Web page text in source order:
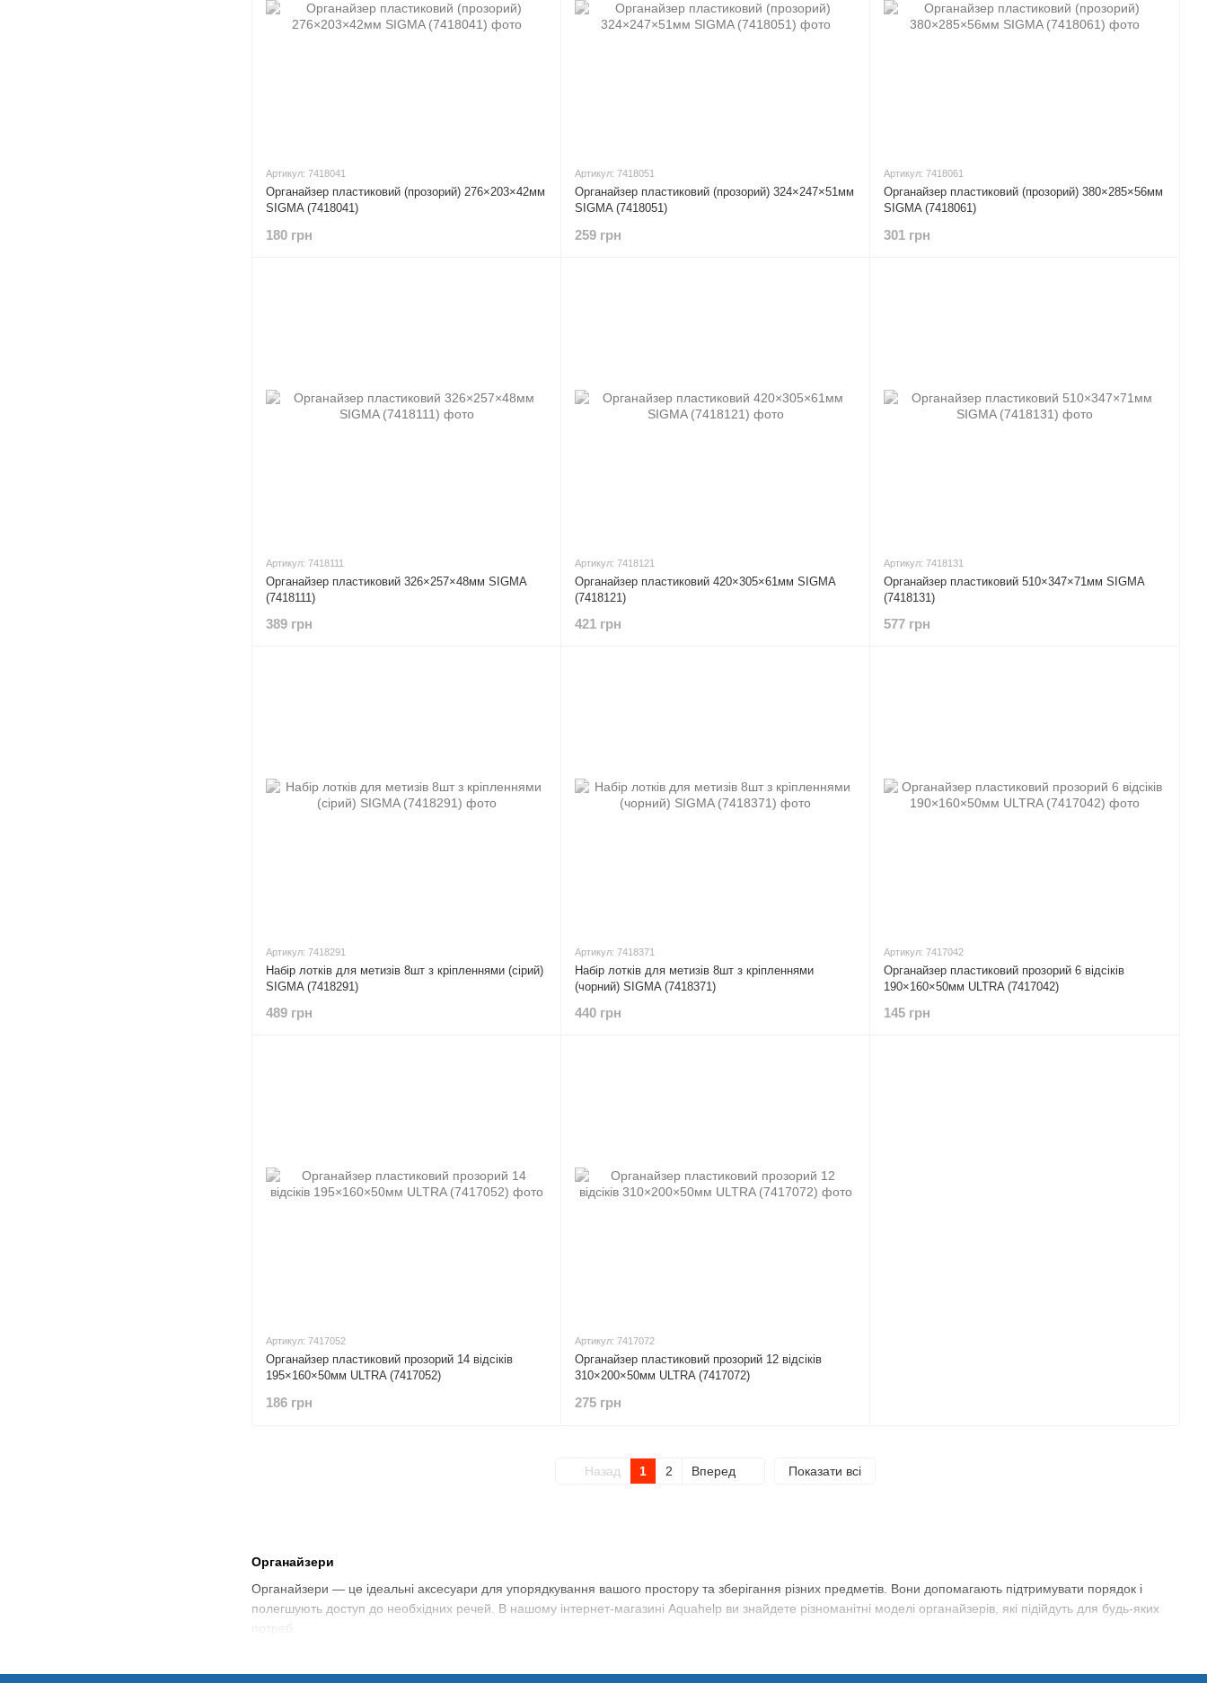
Органайзери
Органайзери — це ідеальні аксесуари для упорядкування вашого простору та зберігання різних предметів. Вони допомагають підтримувати порядок і
полегшують доступ до необхідних речей. В нашому інтернет-магазині Aquahelp ви знайдете різноманітні моделі органайзерів, які підійдуть для будь-яких
потреб.
Артикул: 7418041
Органайзер пластиковий (прозорий) 276×203×42мм
SIGMA (7418041)
180 грн
Артикул: 7418051
Органайзер пластиковий (прозорий) 324×247×51мм
SIGMA (7418051)
259 грн
Артикул: 7418061
Органайзер пластиковий (прозорий) 380×285×56мм
SIGMA (7418061)
301 грн
Артикул: 7418111
Органайзер пластиковий 326×257×48мм SIGMA
(7418111)
389 грн
Артикул: 7418121
Органайзер пластиковий 420×305×61мм SIGMA
(7418121)
421 грн
Артикул: 7418131
Органайзер пластиковий 510×347×71мм SIGMA
(7418131)
577 грн
Артикул: 7418291
Набір лотків для метизів 8шт з кріпленнями (сірий)
SIGMA (7418291)
489 грн
Артикул: 7418371
Набір лотків для метизів 8шт з кріпленнями
(чорний) SIGMA (7418371)
440 грн
Артикул: 7417042
Органайзер пластиковий прозорий 6 відсіків
190×160×50мм ULTRA (7417042)
145 грн
Артикул: 7417052
Органайзер пластиковий прозорий 14 відсіків
195×160×50мм ULTRA (7417052)
186 грн
Артикул: 7417072
Органайзер пластиковий прозорий 12 відсіків
310×200×50мм ULTRA (7417072)
275 грн
Назад 1 2 Вперед Показати всі